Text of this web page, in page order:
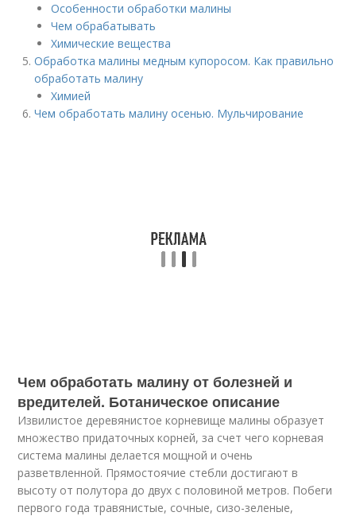
Особенности обработки малины
Чем обрабатывать
Химические вещества
Обработка малины медным купоросом. Как правильно
обработать малину
Химией
Чем обработать малину осенью. Мульчирование
Чем обработать малину от болезней и
вредителей. Ботаническое описание
Извилистое деревянистое корневище малины образует
множество придаточных корней, за счет чего корневая
система малины делается мощной и очень
разветвленной. Прямостоячие стебли достигают в
высоту от полутора до двух с половиной метров. Побеги
первого года травянистые, сочные, сизо-зеленые,